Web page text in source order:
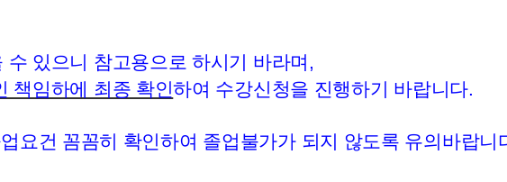
있으니 참고용으로 하시기 바라며 ,
책임하에 최종 확인하여 수강신청을 진행하기 바랍니다.
요건 꼼꼼히 확인하여 졸업불가가 되지 않도록 유의바랍니